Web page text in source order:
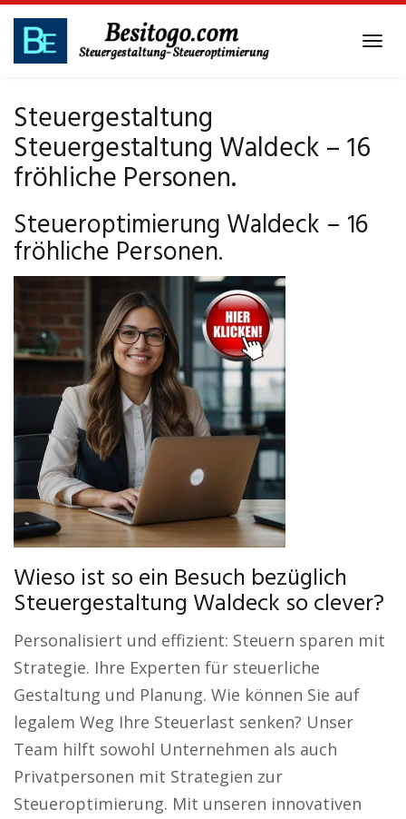
Skip
main
Steuergestaltung
Steuergestaltung Waldeck – 16
fröhliche Personen.
Steueroptimierung Waldeck – 16
fröhliche Personen.
Wieso ist so ein Besuch bezüglich
Steuergestaltung Waldeck so clever?
Personalisiert und effizient: Steuern sparen mit
Strategie. Ihre Experten für steuerliche
Gestaltung und Planung. Wie können Sie auf
legalem Weg Ihre Steuerlast senken? Unser
Team hilft sowohl Unternehmen als auch
Privatpersonen mit Strategien zur
Steueroptimierung. Mit unseren innovativen